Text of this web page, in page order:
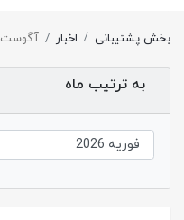
بخش پشتیبانی اخبار آگوست 2026
به ترتیب ماه